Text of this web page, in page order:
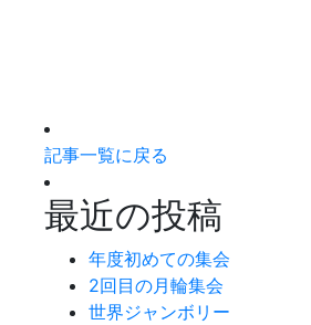
記事一覧に戻る
最近の投稿
年度初めての集会
2回目の月輪集会
世界ジャンボリー